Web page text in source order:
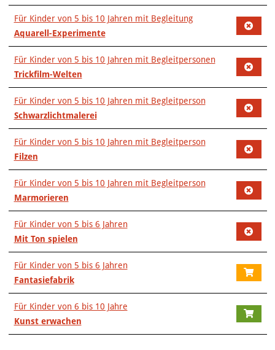
Für Kinder von 5 bis 10 Jahren mit Begleitung
Aquarell-Experimente
Für Kinder von 5 bis 10 Jahren mit Begleitpersonen
Trickfilm-Welten
Für Kinder von 5 bis 10 Jahren mit Begleitperson
Schwarzlichtmalerei
Für Kinder von 5 bis 10 Jahren mit Begleitperson
Filzen
Für Kinder von 5 bis 10 Jahren mit Begleitperson
Marmorieren
Für Kinder von 5 bis 6 Jahren
Mit Ton spielen
Für Kinder von 5 bis 6 Jahren
Fantasiefabrik
Für Kinder von 6 bis 10 Jahre
Kunst erwachen